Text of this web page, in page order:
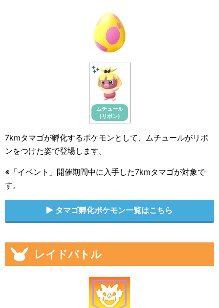
ムチュール
(リボン)
7kmタマゴが孵化するポケモンとして、ムチュールがリボ
ンをつけた姿で登場します。
※「イベント」開催期間中に入手した7kmタマゴが対象で
す。
タマゴ孵化ポケモン一覧はこちら
レイドバトル